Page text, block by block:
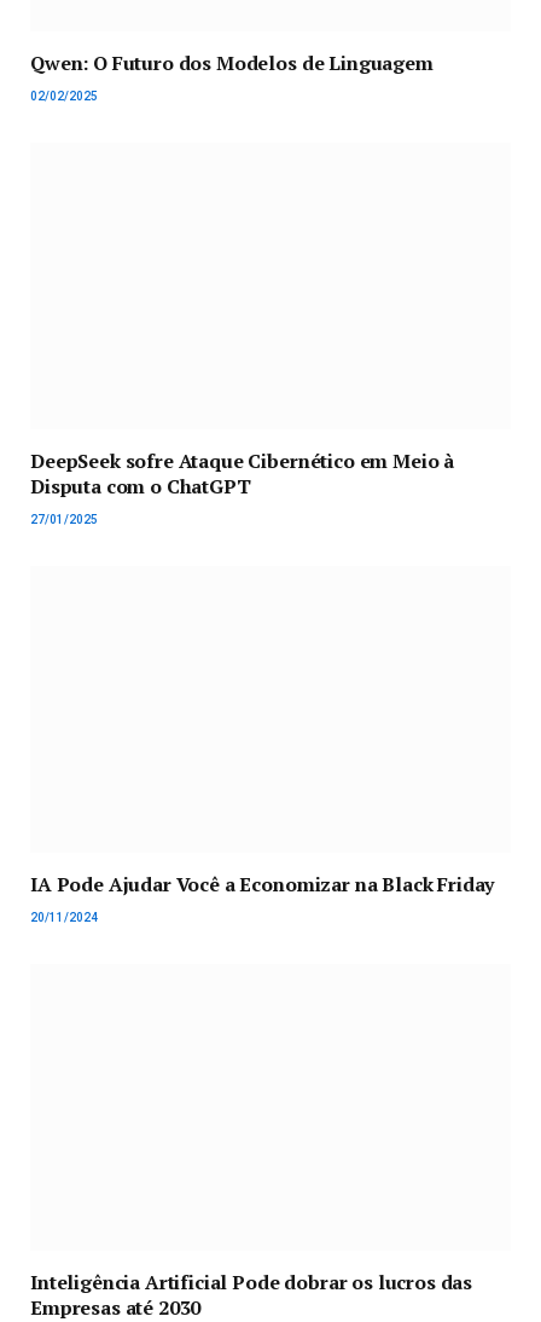
Qwen: O Futuro dos Modelos de Linguagem
02/02/2025
DeepSeek sofre Ataque Cibernético em Meio à
Disputa com o ChatGPT
27/01/2025
IA Pode Ajudar Você a Economizar na Black Friday
20/11/2024
Inteligência Artificial Pode dobrar os lucros das
Empresas até 2030